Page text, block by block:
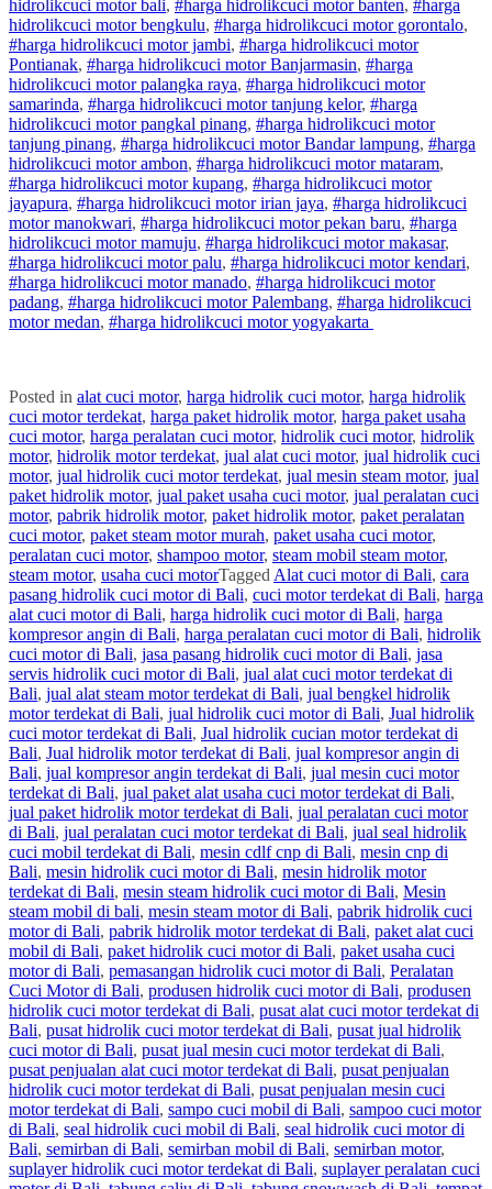
hidrolikcuci motorbali, #harga hidrolikcuci motorbanten, #harga
hidrolikcuci motorbengkulu, #harga hidrolikcuci motorgorontalo,
#harga hidrolikcuci motorjambi, #harga hidrolikcuci motor
Pontianak, #harga hidrolikcuci motorBanjarmasin, #harga
hidrolikcuci motorpalangka raya, #harga hidrolikcuci motor
samarinda, #harga hidrolikcuci motortanjung kelor, #harga
hidrolikcuci motorpangkal pinang, #harga hidrolikcuci motor
tanjung pinang, #harga hidrolikcuci motorBandar lampung, #harga
hidrolikcuci motorambon, #harga hidrolikcuci motormataram,
#harga hidrolikcuci motorkupang, #harga hidrolikcuci motor
jayapura, #harga hidrolikcuci motoririan jaya, #harga hidrolikcuci
motormanokwari, #harga hidrolikcuci motorpekan baru, #harga
hidrolikcuci motormamuju, #harga hidrolikcuci motormakasar,
#harga hidrolikcuci motorpalu, #harga hidrolikcuci motorkendari,
#harga hidrolikcuci motormanado, #harga hidrolikcuci motor
padang, #harga hidrolikcuci motorPalembang, #harga hidrolikcuci
motormedan, #harga hidrolikcuci motoryogyakarta
Posted in alat cuci motor, harga hidrolik cuci motor, harga hidrolik
cuci motor terdekat, harga paket hidrolik motor, harga paket usaha
cuci motor, harga peralatan cuci motor, hidrolik cuci motor, hidrolik
motor, hidrolik motor terdekat, jual alat cuci motor, jual hidrolik cuci
motor, jual hidrolik cuci motor terdekat, jual mesin steam motor, jual
paket hidrolik motor, jual paket usaha cuci motor, jual peralatan cuci
motor, pabrik hidrolik motor, paket hidrolik motor, paket peralatan
cuci motor, paket steam motor murah, paket usaha cuci motor,
peralatan cuci motor, shampoo motor, steam mobil steam motor,
steam motor, usaha cuci motorTagged Alat cuci motor di Bali, cara
pasang hidrolik cuci motor di Bali, cuci motor terdekat di Bali, harga
alat cuci motor di Bali, harga hidrolik cuci motor di Bali, harga
kompresor angin di Bali, harga peralatan cuci motor di Bali, hidrolik
cuci motor di Bali, jasa pasang hidrolik cuci motor di Bali, jasa
servis hidrolik cuci motor di Bali, jual alat cuci motor terdekat di
Bali, jual alat steam motor terdekat di Bali, jual bengkel hidrolik
motor terdekat di Bali, jual hidrolik cuci motor di Bali, Jual hidrolik
cuci motor terdekat di Bali, Jual hidrolik cucian motor terdekat di
Bali, Jual hidrolik motor terdekat di Bali, jual kompresor angin di
Bali, jual kompresor angin terdekat di Bali, jual mesin cuci motor
terdekat di Bali, jual paket alat usaha cuci motor terdekat di Bali,
jual paket hidrolik motor terdekat di Bali, jual peralatan cuci motor
di Bali, jual peralatan cuci motor terdekat di Bali, jual seal hidrolik
cuci mobil terdekat di Bali, mesin cdlf cnp di Bali, mesin cnp di
Bali, mesin hidrolik cuci motor di Bali, mesin hidrolik motor
terdekat di Bali, mesin steam hidrolik cuci motor di Bali, Mesin
steam mobil di bali, mesin steam motor di Bali, pabrik hidrolik cuci
motor di Bali, pabrik hidrolik motor terdekat di Bali, paket alat cuci
mobil di Bali, paket hidrolik cuci motor di Bali, paket usaha cuci
motor di Bali, pemasangan hidrolik cuci motor di Bali, Peralatan
Cuci Motor di Bali, produsen hidrolik cuci motor di Bali, produsen
hidrolik cuci motor terdekat di Bali, pusat alat cuci motor terdekat di
Bali, pusat hidrolik cuci motor terdekat di Bali, pusat jual hidrolik
cuci motor di Bali, pusat jual mesin cuci motor terdekat di Bali,
pusat penjualan alat cuci motor terdekat di Bali, pusat penjualan
hidrolik cuci motor terdekat di Bali, pusat penjualan mesin cuci
motor terdekat di Bali, sampo cuci mobil di Bali, sampoo cuci motor
di Bali, seal hidrolik cuci mobil di Bali, seal hidrolik cuci motor di
Bali, semirban di Bali, semirban mobil di Bali, semirban motor,
suplayer hidrolik cuci motor terdekat di Bali, suplayer peralatan cuci